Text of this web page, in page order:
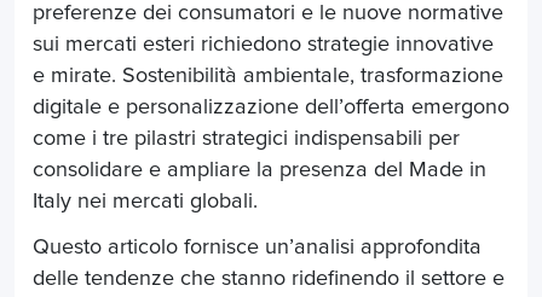
preferenze dei consumatori e le nuove normative
sui mercati esteri richiedono strategie innovative
e mirate. Sostenibilità ambientale, trasformazione
digitale e personalizzazione dell’offerta emergono
come i tre pilastri strategici indispensabili per
consolidare e ampliare la presenza del Made in
Italy nei mercati globali.
Questo articolo fornisce un’analisi approfondita
delle tendenze che stanno ridefinendo il settore e